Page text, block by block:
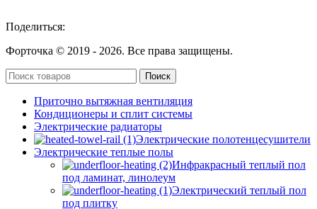
Поделиться:
Форточка © 2019 - 2026. Все права защищены.
Поиск
Приточно вытяжная вентиляция
Кондиционеры и сплит системы
Электрические радиаторы
Электрические полотенцесушители
Электрические теплые полы
Инфракрасный теплый пол
под ламинат, линолеум
Электрический теплый пол
под плитку